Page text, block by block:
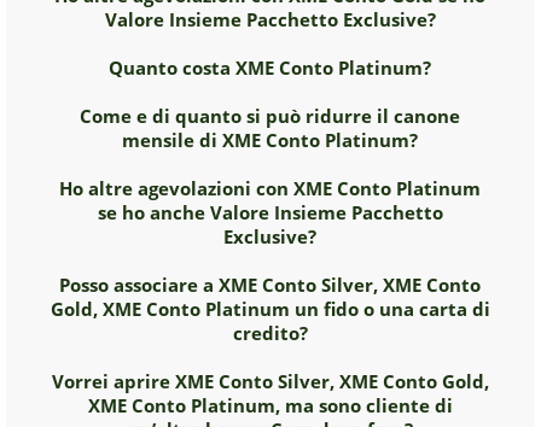
Valore Insieme Pacchetto Exclusive?
Quanto costa XME Conto Platinum?
Come e di quanto si può ridurre il canone
mensile di XME Conto Platinum?
Ho altre agevolazioni con XME Conto Platinum
se ho anche Valore Insieme Pacchetto
Exclusive?
Posso associare a XME Conto Silver, XME Conto
Gold, XME Conto Platinum un fido o una carta di
credito?
Vorrei aprire XME Conto Silver, XME Conto Gold,
XME Conto Platinum, ma sono cliente di